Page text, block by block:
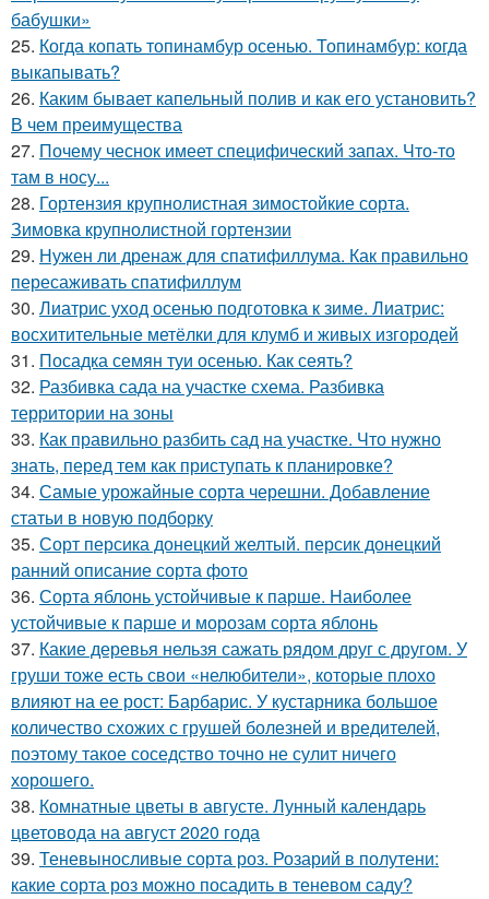
бабушки»
25. Когда копать топинамбур осенью. Топинамбур: когда
выкапывать?
26. Каким бывает капельный полив и как его установить?
В чем преимущества
27. Почему чеснок имеет специфический запах. Что-то
там в носу...
28. Гортензия крупнолистная зимостойкие сорта.
Зимовка крупнолистной гортензии
29. Нужен ли дренаж для спатифиллума. Как правильно
пересаживать спатифиллум
30. Лиатрис уход осенью подготовка к зиме. Лиатрис:
восхитительные метёлки для клумб и живых изгородей
31. Посадка семян туи осенью. Как сеять?
32. Разбивка сада на участке схема. Разбивка
территории на зоны
33. Как правильно разбить сад на участке. Что нужно
знать, перед тем как приступать к планировке?
34. Самые урожайные сорта черешни. Добавление
статьи в новую подборку
35. Сорт персика донецкий желтый. персик донецкий
ранний описание сорта фото
36. Сорта яблонь устойчивые к парше. Наиболее
устойчивые к парше и морозам сорта яблонь
37. Какие деревья нельзя сажать рядом друг с другом. У
груши тоже есть свои «нелюбители», которые плохо
влияют на ее рост: Барбарис. У кустарника большое
количество схожих с грушей болезней и вредителей,
поэтому такое соседство точно не сулит ничего
хорошего.
38. Комнатные цветы в августе. Лунный календарь
цветовода на август 2020 года
39. Теневыносливые сорта роз. Розарий в полутени:
какие сорта роз можно посадить в теневом саду?